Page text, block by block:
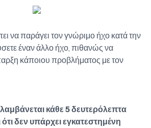
να παράγει τον γνώριμο ήχο κατά την
έναν άλλο ήχο, πιθανώς να
κάποιου προβλήματος με τον
κάθε 5 δευτερόλεπτα
δεν υπάρχει εγκατεστημένη